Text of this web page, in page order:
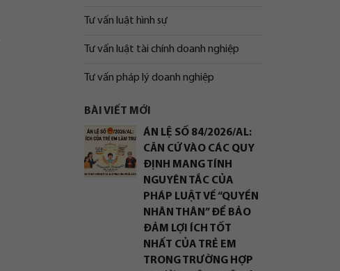
Tư vấn luật hình sự
Tư vấn luật tài chính doanh nghiệp
Tư vấn pháp lý doanh nghiệp
BÀI VIẾT MỚI
ÁN LỆ SỐ 84/2026/AL:
CĂN CỨ VÀO CÁC QUY
ĐỊNH MANG TÍNH
NGUYÊN TẮC CỦA
PHÁP LUẬT VỀ “QUYỀN
NHÂN THÂN” ĐỂ BẢO
ĐẢM LỢI ÍCH TỐT
NHẤT CỦA TRẺ EM
TRONG TRƯỜNG HỢP